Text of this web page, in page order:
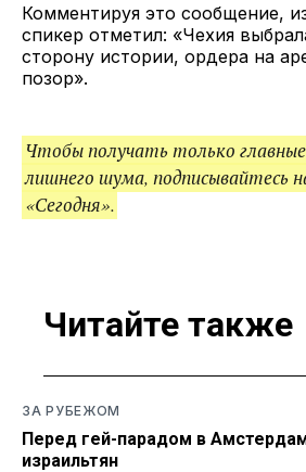
Комментируя это сообщение,
спикер отметил: «Чехия
сторону истории, ордера на
позор».
Чтобы получать только
лишнего шума, подписывайтесь
«Сегодня».
Читайте также
ЗА РУБЕЖОМ
Перед гей-парадом в
израильтян